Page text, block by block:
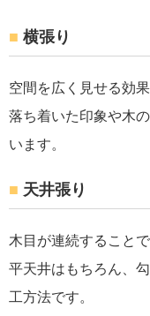
横張り
空間を広く見せる効果
落ち着いた印象や木
います。
天井張り
木目が連続すること
平天井はもちろん、
工方法です。